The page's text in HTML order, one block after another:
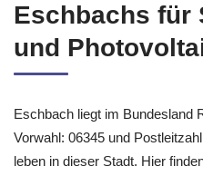
Eschbachs für
und
Eschbach liegt im Bundesland
Vorwahl: 06345 und
leben in dieser Stadt. Hier